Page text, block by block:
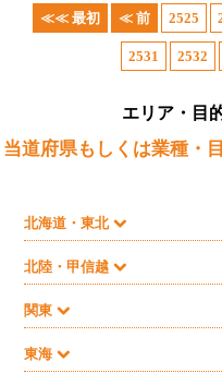
≪≪ 最初 ≪ 前 2525
2531 2532
エリア・目
当道府県もしくは業種・
北海道・東北
北陸・甲信越
関東
東海